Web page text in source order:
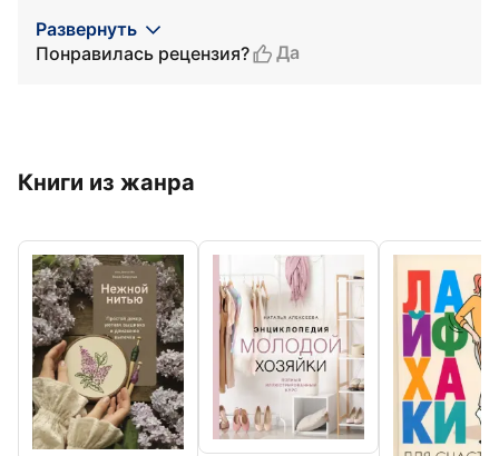
Развернуть
Понравилась рецензия?
Да
Книги из жанра